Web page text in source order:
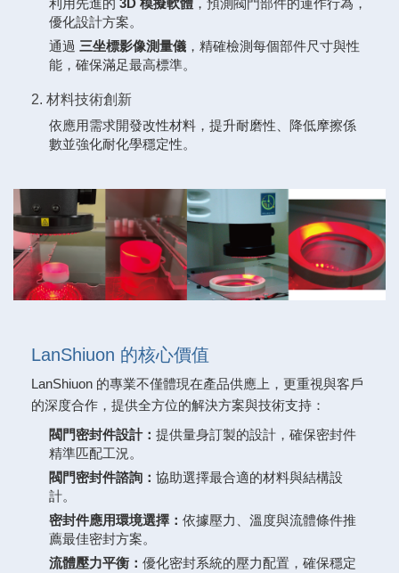
利用先進的 3D 模擬軟體 ，預測閥門部件的運作行為，
優化設計方案。
通過 三坐標影像測量儀 ，精確檢測每個部件尺寸與性
能，確保滿足最高標準。
2. 材料技術創新
依應用需求開發改性材料，提升耐磨性、降低摩擦係
數並強化耐化學穩定性。
LanShiuon 的核心價值
LanShiuon 的專業不僅體現在產品供應上，更重視與客戶
的深度合作，提供全方位的解決方案與技術支持：
閥門密封件設計： 提供量身訂製的設計，確保密封件
精準匹配工況。
閥門密封件諮詢： 協助選擇最合適的材料與結構設
計。
密封件應用環境選擇： 依據壓力、溫度與流體條件推
薦最佳密封方案。
流體壓力平衡： 優化密封系統的壓力配置，確保穩定